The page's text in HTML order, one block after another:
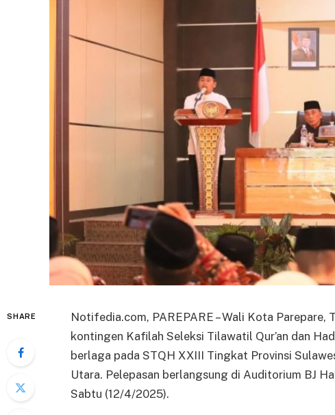
SHARE
Notifedia.com, PAREPARE – Wali Kota Parepare,
kontingen Kafilah Seleksi Tilawatil Qur’an dan
berlaga pada STQH XXIII Tingkat Provinsi
Utara. Pelepasan berlangsung di Auditorium BJ
Sabtu (12/4/2025).